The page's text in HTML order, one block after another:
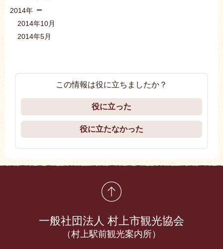
2014年
2014年10月
2014年5月
この情報は役に立ちましたか？
役に立った
役に立たなかった
一般社団法人 村上市観光協会
（村上駅前観光案内所）